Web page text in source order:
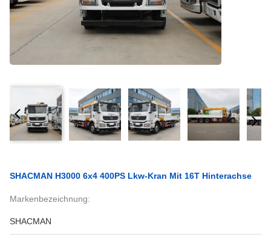
SHACMAN H3000 6x4 400PS Lkw-Kran Mit 16T Hinterachse
Markenbezeichnung:
SHACMAN